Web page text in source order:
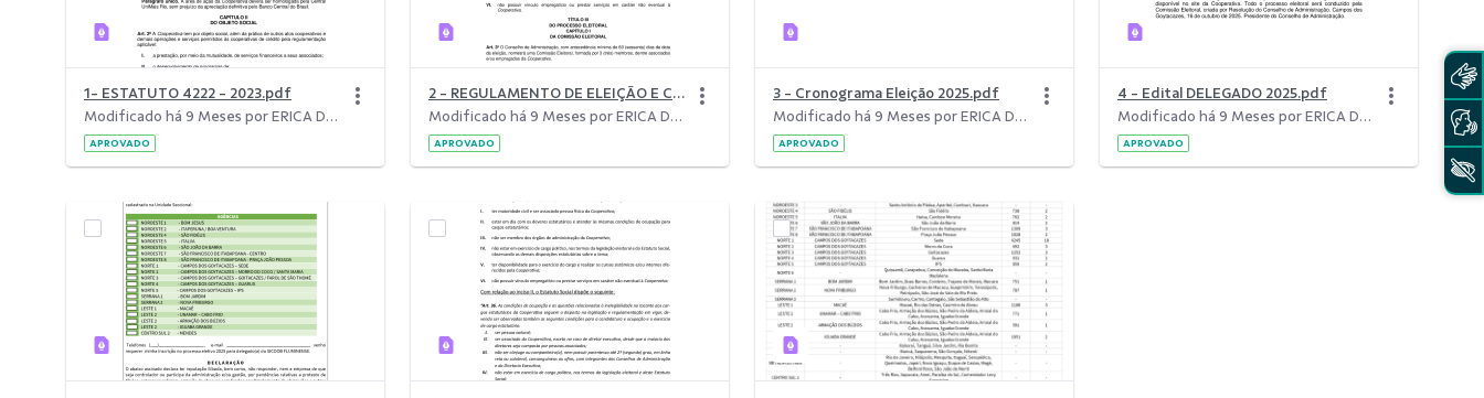
1- ESTATUTO 4222 - 2023.pdf
Modificado há 9 Meses por ERICA DE SOUZA PORTUGAL.
APROVADO
2 - REGULAMENTO DE ELEIÇÃO E CONDUTA DE DELEGADOS.pdf
Modificado há 9 Meses por ERICA DE SOUZA PORTUGAL.
APROVADO
3 - Cronograma Eleição 2025.pdf
Modificado há 9 Meses por ERICA DE SOUZA PORTUGAL.
APROVADO
4 - Edital DELEGADO 2025.pdf
Modificado há 9 Meses por ERICA DE SOUZA PORTUGAL.
APROVADO